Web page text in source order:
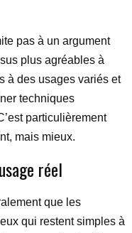
pas à un argument
plus agréables à
à des usages variés et
techniques
particulièrement
mais mieux.
réel
que les
qui restent simples à